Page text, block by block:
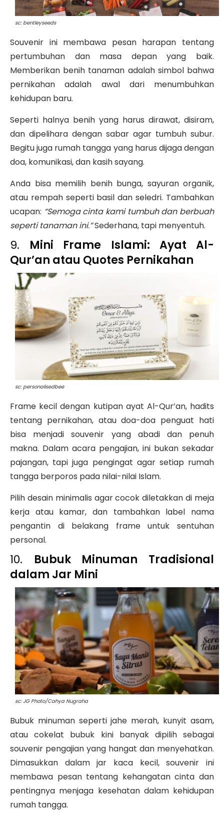
sc: bentleyseeds
Souvenir ini membawa pesan harapan tentang
pertumbuhan dan masa depan yang baik.
Memberikan benih tanaman adalah simbol bahwa
pernikahan adalah awal dari menumbuhkan
kehidupan baru.
Seperti halnya benih yang harus dirawat, disiram,
dan dipelihara dengan sabar agar tumbuh subur.
Begitu juga rumah tangga yang harus dijaga dengan
doa, komunikasi, dan kasih sayang.
Anda bisa memilih benih bunga, sayuran organik,
atau rempah seperti basil dan seledri. Tambahkan
ucapan: “Semoga cinta kami tumbuh dan berbuah
seperti tanaman ini.”Sederhana, tapi menyentuh.
9. Mini Frame Islami: Ayat Al-
Qur’an atau Quotes Pernikahan
sc: personalisedbee
Frame kecil dengan kutipan ayat Al-Qur’an, hadits
tentang pernikahan, atau doa-doa penguat hati
bisa menjadi souvenir yang abadi dan penuh
makna. Dalam acara pengajian, ini bukan sekadar
pajangan, tapi juga pengingat agar setiap rumah
tangga berporos pada nilai-nilai Islam.
Pilih desain minimalis agar cocok diletakkan di meja
kerja atau kamar, dan tambahkan label nama
pengantin di belakang frame untuk sentuhan
personal.
10. Bubuk Minuman Tradisional
dalam Jar Mini
sc: JG Photo/Cahya Nugraha
Bubuk minuman seperti jahe merah, kunyit asam,
atau cokelat bubuk kini banyak dipilih sebagai
souvenir pengajian yang hangat dan menyehatkan.
Dimasukkan dalam jar kaca kecil, souvenir ini
membawa pesan tentang kehangatan cinta dan
pentingnya menjaga kesehatan dalam kehidupan
rumah tangga.